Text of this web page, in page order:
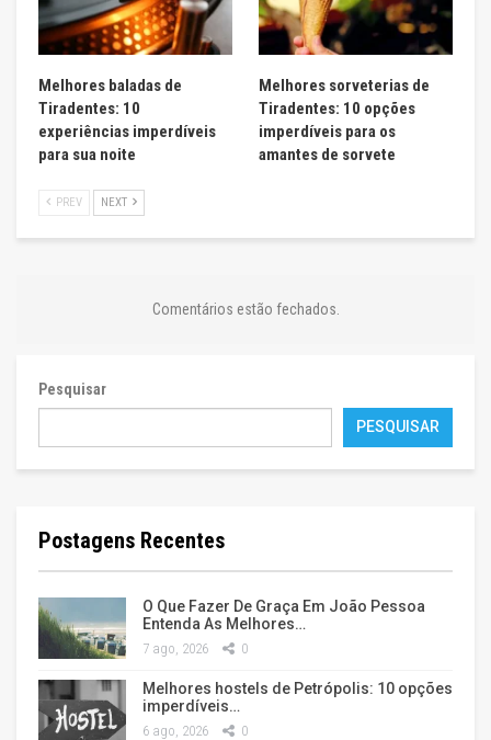
Melhores baladas de
Tiradentes: 10
experiências imperdíveis
para sua noite
Melhores sorveterias de
Tiradentes: 10 opções
imperdíveis para os
amantes de sorvete
PREV NEXT
Comentários estão fechados.
Pesquisar
PESQUISAR
Postagens Recentes
O Que Fazer De Graça Em João Pessoa
Entenda As Melhores…
7 ago, 2026 0
Melhores hostels de Petrópolis: 10 opções
imperdíveis…
6 ago, 2026 0